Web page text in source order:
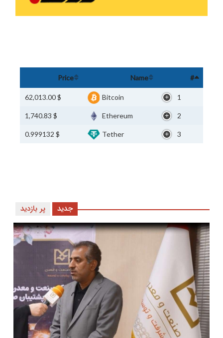
#
Name
Price
1
Bitcoin
$ 62,013.00
2
Ethereum
$ 1,740.83
3
Tether
$ 0.999132
پر بازدید جدید